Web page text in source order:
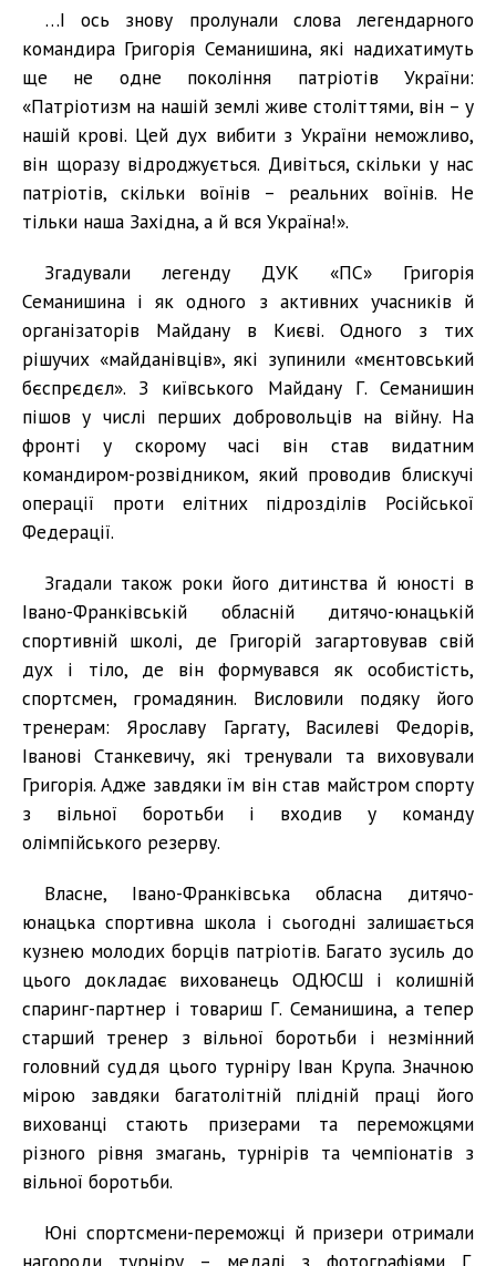
…І ось знову пролунали слова легендарного
командира Григорія Семанишина, які надихатимуть
ще не одне покоління патріотів України:
«Патріотизм на нашій землі живе століттями, він – у
нашій крові. Цей дух вибити з України неможливо,
він щоразу відроджується. Дивіться, скільки у нас
патріотів, скільки воїнів – реальних воїнів. Не
тільки наша Західна, а й вся Україна!».
Згадували легенду ДУК «ПС» Григорія
Семанишина і як одного з активних учасників й
організаторів Майдану в Києві. Одного з тих
рішучих «майданівців», які зупинили «мєнтовський
бєспрєдєл». З київського Майдану Г. Семанишин
пішов у числі перших добровольців на війну. На
фронті у скорому часі він став видатним
командиром-розвідником, який проводив блискучі
операції проти елітних підрозділів Російської
Федерації.
Згадали також роки його дитинства й юності в
Івано-Франківській обласній дитячо-юнацькій
спортивній школі, де Григорій загартовував свій
дух і тіло, де він формувався як особистість,
спортсмен, громадянин. Висловили подяку його
тренерам: Ярославу Гаргату, Василеві Федорів,
Іванові Станкевичу, які тренували та виховували
Григорія. Адже завдяки їм він став майстром спорту
з вільної боротьби і входив у команду
олімпійського резерву.
Власне, Івано-Франківська обласна дитячо-
юнацька спортивна школа і сьогодні залишається
кузнею молодих борців патріотів. Багато зусиль до
цього докладає вихованець ОДЮСШ і колишній
спаринг-партнер і товариш Г. Семанишина, а тепер
старший тренер з вільної боротьби і незмінний
головний суддя цього турніру Іван Крупа. Значною
мірою завдяки багатолітній плідній праці його
вихованці стають призерами та переможцями
різного рівня змагань, турнірів та чемпіонатів з
вільної боротьби.
Юні спортсмени-переможці й призери отримали